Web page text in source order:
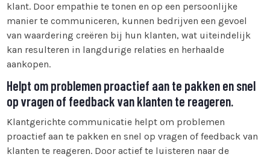
klant. Door empathie te tonen en op een persoonlijke
manier te communiceren, kunnen bedrijven een gevoel
van waardering creëren bij hun klanten, wat uiteindelijk
kan resulteren in langdurige relaties en herhaalde
aankopen.
Helpt om problemen proactief aan te pakken en snel
op vragen of feedback van klanten te reageren.
Klantgerichte communicatie helpt om problemen
proactief aan te pakken en snel op vragen of feedback van
klanten te reageren. Door actief te luisteren naar de